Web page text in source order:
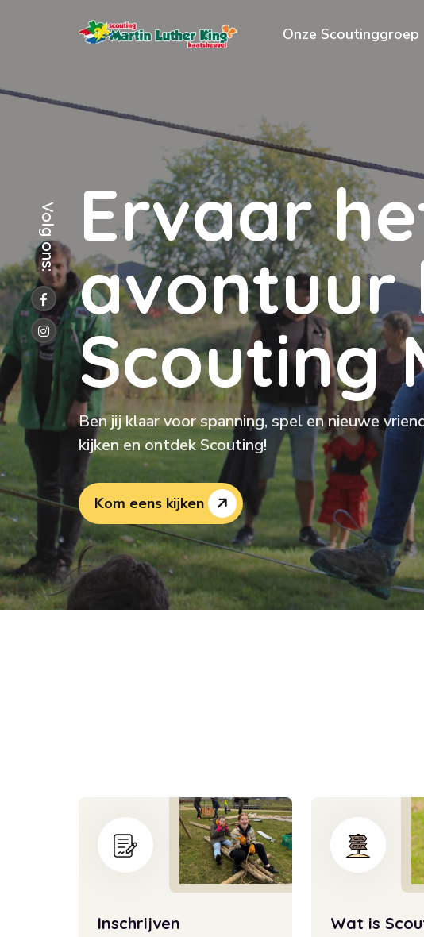
Onze Scoutinggroep
Volg ons: Ervaar he
avontuur
Scouting
Ben jij klaar voor spanning, spel en nieuwe
kijken en ontdek Scouting!
Kom eens kijken
Inschrijven Wat is